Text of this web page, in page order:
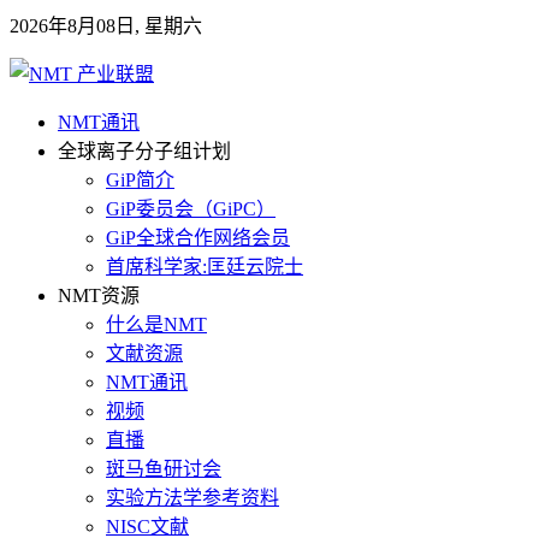
2026年8月08日, 星期六
NMT通讯
全球离子分子组计划
GiP简介
GiP委员会（GiPC）
GiP全球合作网络会员
首席科学家:匡廷云院士
NMT资源
什么是NMT
文献资源
NMT通讯
视频
直播
斑马鱼研讨会
实验方法学参考资料
NISC文献